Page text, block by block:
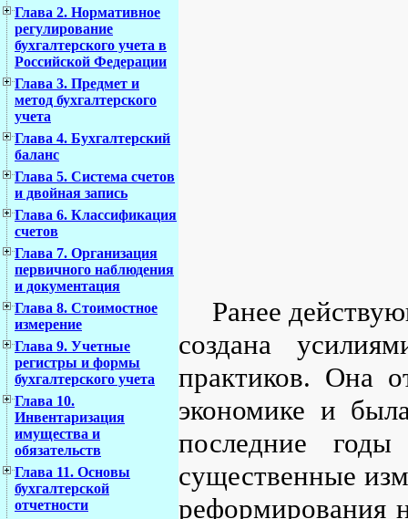
Глава 2. Нормативное
регулирование
бухгалтерского учета в
Российской Федерации
Глава 3. Предмет и
метод бухгалтерского
учета
Глава 4. Бухгалтерский
баланс
Глава 5. Система счетов
и двойная запись
Глава 6. Классификация
счетов
Глава 7. Организация
первичного наблюдения
и документация
Глава 8. Стоимостное
измерение
Глава 9. Учетные
регистры и формы
бухгалтерского учета
Глава 10.
Инвентаризация
имущества и
обязательств
Глава 11. Основы
бухгалтерской
отчетности
Ранее
создана
практиков. Она
экономике и
последние
существенные
реформирования